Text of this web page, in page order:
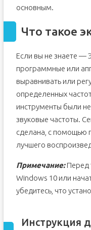
основным.
Что такое
Если вы не знаете —
программные или
выравнивать или
определенных
инструменты были
звуковые частоты.
сделана, с помощью
лучшего
Примечание:Перед
Windows 10 или
убедитесь, что
Инструкция